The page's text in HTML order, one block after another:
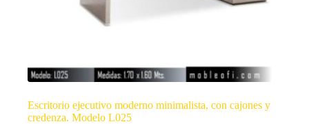
Escritorio ejecutivo moderno minimalista, con cajones y
credenza. Modelo L025